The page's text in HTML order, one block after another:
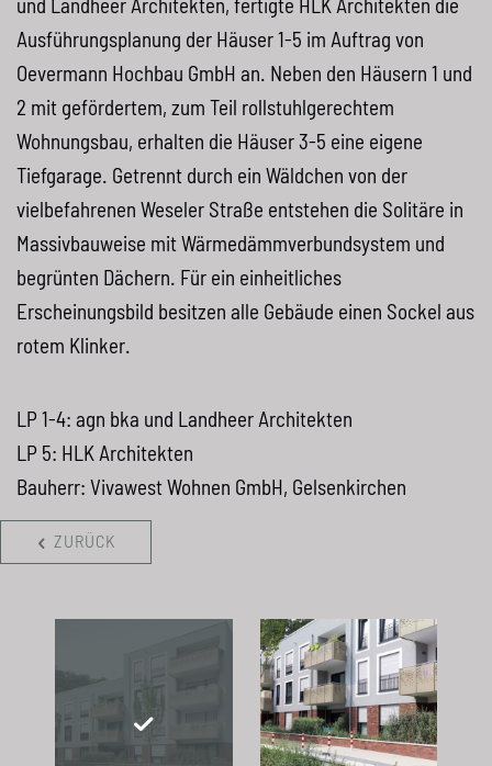
und Landheer Architekten, fertigte HLK Architekten die
Ausführungsplanung der Häuser 1-5 im Auftrag von
Oevermann Hochbau GmbH an. Neben den Häusern 1 und
2 mit gefördertem, zum Teil rollstuhlgerechtem
Wohnungsbau, erhalten die Häuser 3-5 eine eigene
Tiefgarage. Getrennt durch ein Wäldchen von der
vielbefahrenen Weseler Straße entstehen die Solitäre in
Massivbauweise mit Wärmedämmverbundsystem und
begrünten Dächern. Für ein einheitliches
Erscheinungsbild besitzen alle Gebäude einen Sockel aus
rotem Klinker.
LP 1-4: agn bka und Landheer Architekten
LP 5: HLK Architekten
Bauherr: Vivawest Wohnen GmbH, Gelsenkirchen
ZURÜCK